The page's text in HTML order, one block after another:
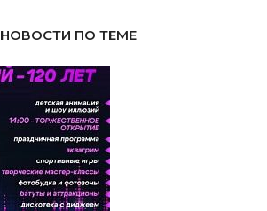
НОВОСТИ ПО ТЕМЕ